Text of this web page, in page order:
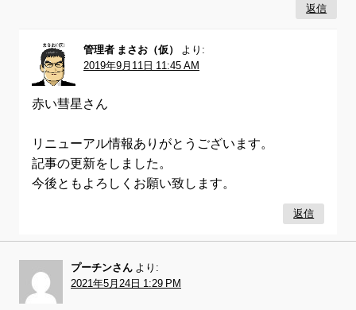
返信
管理者 まさお（仮）
より:
2019年9月11日 11:45 AM
赤い彗星さん
リニューアル情報ありがとうございます。
記事の更新をしました。
今後ともよろしくお願い致します。
返信
プーチンさん より:
2021年5月24日 1:29 PM